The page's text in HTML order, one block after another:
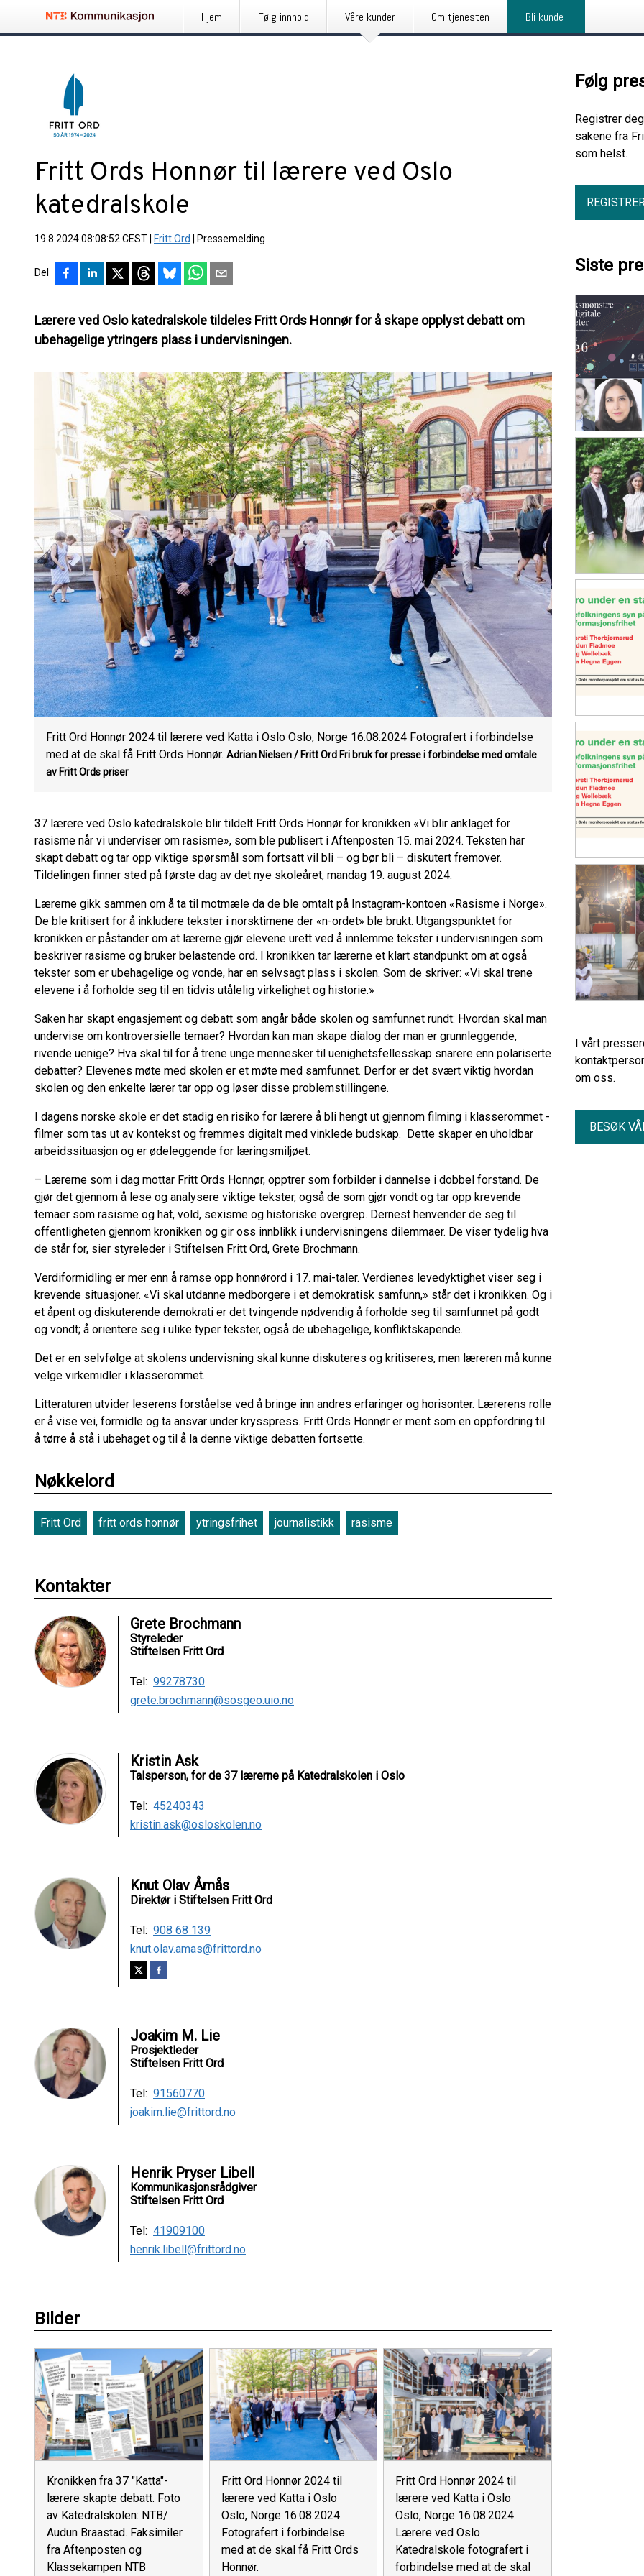
Hjem Følg innhold Våre kunder Om tjenesten Bli kunde
Fritt Ords Honnør til lærere ved Oslo
katedralskole
19.8.2024 08:08:52 CEST Fritt Ord Pressemelding
Del
Lærere ved Oslo katedralskole tildeles Fritt Ords Honnør for å skape opplyst debatt om
ubehagelige ytringers plass i undervisningen.
Fritt Ord Honnør 2024 til lærere ved Katta i Oslo Oslo, Norge 16.08.2024 Fotografert i forbindelse
med at de skal få Fritt Ords Honnør. Adrian Nielsen / Fritt Ord Fri bruk for presse i forbindelse med omtale
av Fritt Ords priser
37 lærere ved Oslo katedralskole blir tildelt Fritt Ords Honnør for kronikken «Vi blir anklaget for
rasisme når vi underviser om rasisme», som ble publisert i Aftenposten 15. mai 2024. Teksten har
skapt debatt og tar opp viktige spørsmål som fortsatt vil bli – og bør bli – diskutert fremover.
Tildelingen finner sted på første dag av det nye skoleåret, mandag 19. august 2024.
Lærerne gikk sammen om å ta til motmæle da de ble omtalt på Instagram-kontoen «Rasisme i Norge».
De ble kritisert for å inkludere tekster i norsktimene der «n-ordet» ble brukt. Utgangspunktet for
kronikken er påstander om at lærerne gjør elevene urett ved å innlemme tekster i undervisningen som
beskriver rasisme og bruker belastende ord. I kronikken tar lærerne et klart standpunkt om at også
tekster som er ubehagelige og vonde, har en selvsagt plass i skolen. Som de skriver: «Vi skal trene
elevene i å forholde seg til en tidvis utålelig virkelighet og historie.»
Saken har skapt engasjement og debatt som angår både skolen og samfunnet rundt: Hvordan skal man
undervise om kontroversielle temaer? Hvordan kan man skape dialog der man er grunnleggende,
rivende uenige? Hva skal til for å trene unge mennesker til uenighetsfellesskap snarere enn polariserte
debatter? Elevenes møte med skolen er et møte med samfunnet. Derfor er det svært viktig hvordan
skolen og den enkelte lærer tar opp og løser disse problemstillingene.
I dagens norske skole er det stadig en risiko for lærere å bli hengt ut gjennom filming i klasserommet -
filmer som tas ut av kontekst og fremmes digitalt med vinklede budskap. Dette skaper en uholdbar
arbeidssituasjon og er ødeleggende for læringsmiljøet.
– Lærerne som i dag mottar Fritt Ords Honnør, opptrer som forbilder i dannelse i dobbel forstand. De
gjør det gjennom å lese og analysere viktige tekster, også de som gjør vondt og tar opp krevende
temaer som rasisme og hat, vold, sexisme og historiske overgrep. Dernest henvender de seg til
offentligheten gjennom kronikken og gir oss innblikk i undervisningens dilemmaer. De viser tydelig hva
de står for, sier styreleder i Stiftelsen Fritt Ord, Grete Brochmann.
Verdiformidling er mer enn å ramse opp honnørord i 17. mai-taler. Verdienes levedyktighet viser seg i
krevende situasjoner. «Vi skal utdanne medborgere i et demokratisk samfunn,» står det i kronikken. Og i
et åpent og diskuterende demokrati er det tvingende nødvendig å forholde seg til samfunnet på godt
og vondt; å orientere seg i ulike typer tekster, også de ubehagelige, konfliktskapende.
Det er en selvfølge at skolens undervisning skal kunne diskuteres og kritiseres, men læreren må kunne
velge virkemidler i klasserommet.
Litteraturen utvider leserens forståelse ved å bringe inn andres erfaringer og horisonter. Lærerens rolle
er å vise vei, formidle og ta ansvar under krysspress. Fritt Ords Honnør er ment som en oppfordring til
å tørre å stå i ubehaget og til å la denne viktige debatten fortsette.
Nøkkelord
Fritt Ord fritt ords honnør ytringsfrihet journalistikk rasisme
Kontakter
Grete Brochmann
Styreleder
Stiftelsen Fritt Ord
Tel: 99278730
grete.brochmann@sosgeo.uio.no
Kristin Ask
Talsperson, for de 37 lærerne på Katedralskolen i Oslo
Tel: 45240343
kristin.ask@osloskolen.no
Knut Olav Åmås
Direktør i Stiftelsen Fritt Ord
Tel: 908 68 139
knut.olav.amas@frittord.no
Joakim M. Lie
Prosjektleder
Stiftelsen Fritt Ord
Tel: 91560770
joakim.lie@frittord.no
Henrik Pryser Libell
Kommunikasjonsrådgiver
Stiftelsen Fritt Ord
Tel: 41909100
henrik.libell@frittord.no
Bilder
Kronikken fra 37 "Katta"-
lærere skapte debatt. Foto
av Katedralskolen: NTB/
Audun Braastad. Faksimiler
fra Aftenposten og
Klassekampen NTB
Fritt Ord Honnør 2024 til
lærere ved Katta i Oslo
Oslo, Norge 16.08.2024
Fotografert i forbindelse
med at de skal få Fritt Ords
Honnør.
Fritt Ord Honnør 2024 til
lærere ved Katta i Oslo
Oslo, Norge 16.08.2024
Lærere ved Oslo
Katedralskole fotografert i
forbindelse med at de skal
Følg
Registrer
sakene fra
som helst.
Siste
I vårt
om oss.
BESØK